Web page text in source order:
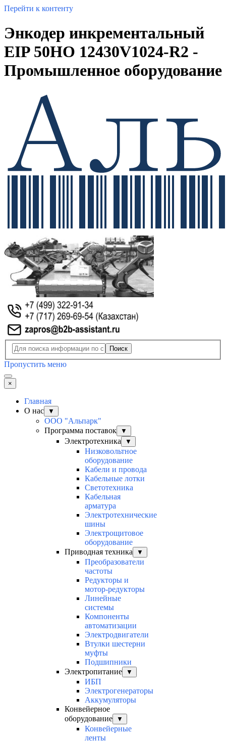
Перейти к контенту
Энкодер инкрементальный
EIP 50HO 12430V1024-R2 -
Промышленное оборудование
Поиск
Пропустить меню
×
Главная
О нас
▼
ООО "Альпарк"
Программа поставок
▼
Электротехника ▼
Низковольтное
оборудование
Кабели и провода
Кабельные лотки
Светотехника
Кабельная
арматура
Электротехнические
шины
Электрощитовое
оборудование
Приводная техника
▼
Преобразователи
частоты
Редукторы и
мотор-редукторы
Линейные
системы
Компоненты
автоматизации
Электродвигатели
Втулки шестерни
муфты
Подшипники
Электропитание
▼
ИБП
Электрогенераторы
Аккумуляторы
Конвейерное
оборудование
▼
Конвейерные
ленты